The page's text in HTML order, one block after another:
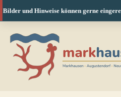
und Hinweise können gerne
Inhalt
springen